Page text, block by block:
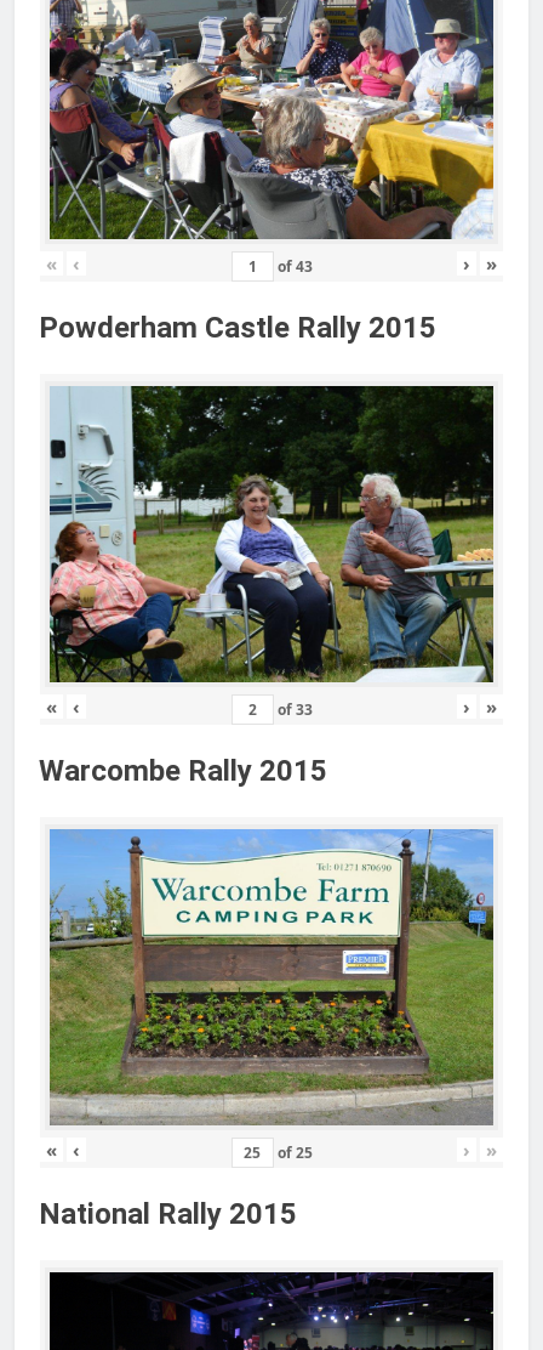
« ‹ of43 › »
Powderham Castle Rally 2015
« ‹ of33 › »
Warcombe Rally 2015
« ‹ of25 › »
National Rally 2015